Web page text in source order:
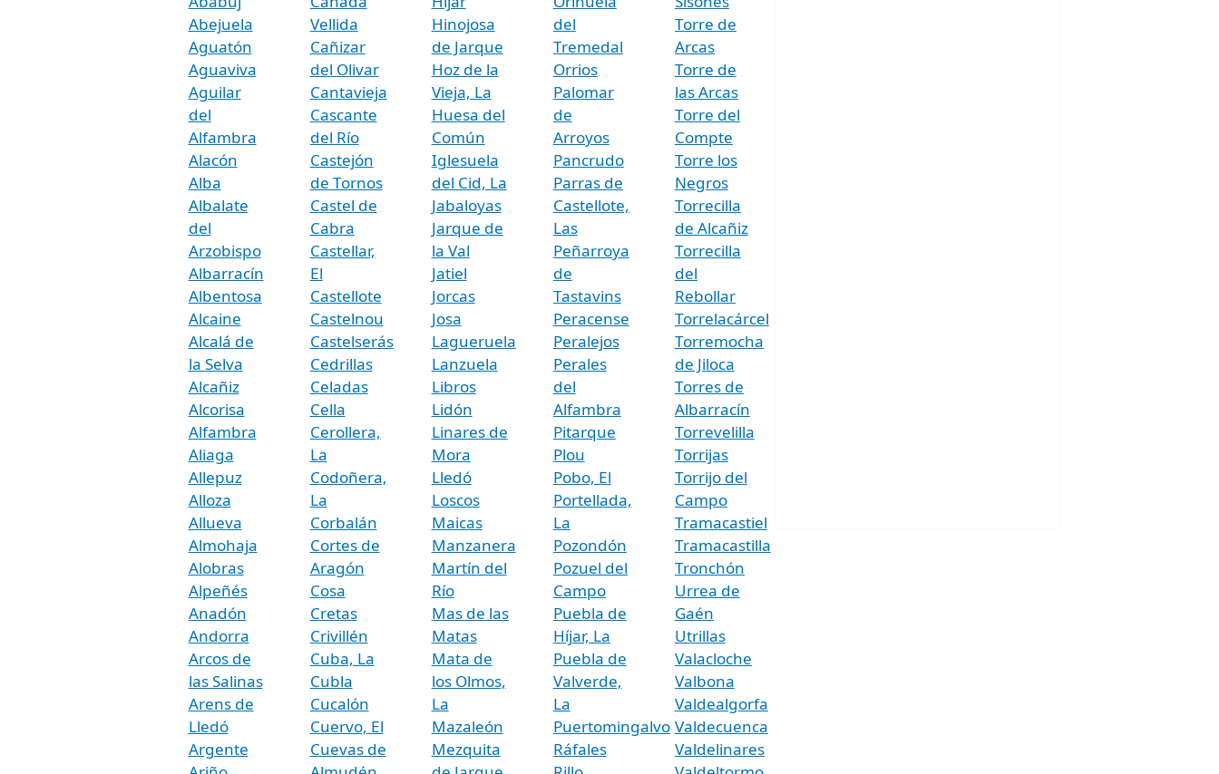
Abejuela
Aguatón
Aguaviva
Aguilar
del
Alfambra
Alacón
Alba
Albalate
del
Arzobispo
Albarracín
Albentosa
Alcaine
Alcalá de
la Selva
Alcañiz
Alcorisa
Alfambra
Aliaga
Allepuz
Alloza
Allueva
Almohaja
Alobras
Alpeñés
Anadón
Andorra
Arcos de
las Salinas
Arens de
Lledó
Argente
Vellida
Cañizar
del Olivar
Cantavieja
Cascante
del Río
Castejón
de Tornos
Castel de
Cabra
Castellar,
El
Castellote
Castelnou
Castelserás
Cedrillas
Celadas
Cella
Cerollera,
La
Codoñera,
La
Corbalán
Cortes de
Aragón
Cosa
Cretas
Crivillén
Cuba, La
Cubla
Cucalón
Cuervo, El
Cuevas de
Hinojosa
de Jarque
Hoz de la
Vieja, La
Huesa del
Común
Iglesuela
del Cid, La
Jabaloyas
Jarque de
la Val
Jatiel
Jorcas
Josa
Lagueruela
Lanzuela
Libros
Lidón
Linares de
Mora
Lledó
Loscos
Maicas
Manzanera
Martín del
Río
Mas de las
Matas
Mata de
los Olmos,
La
Mazaleón
Mezquita
del
Tremedal
Orrios
Palomar
de
Arroyos
Pancrudo
Parras de
Castellote,
Las
Peñarroya
de
Tastavins
Peracense
Peralejos
Perales
del
Alfambra
Pitarque
Plou
Pobo, El
Portellada,
La
Pozondón
Pozuel del
Campo
Puebla de
Híjar, La
Puebla de
Valverde,
La
Puertomingalvo
Ráfales
Torre de
Arcas
Torre de
las Arcas
Torre del
Compte
Torre los
Negros
Torrecilla
de Alcañiz
Torrecilla
del
Rebollar
Torrelacárcel
Torremocha
de Jiloca
Torres de
Albarracín
Torrevelilla
Torrijas
Torrijo del
Campo
Tramacastiel
Tramacastilla
Tronchón
Urrea de
Gaén
Utrillas
Valacloche
Valbona
Valdealgorfa
Valdecuenca
Valdelinares